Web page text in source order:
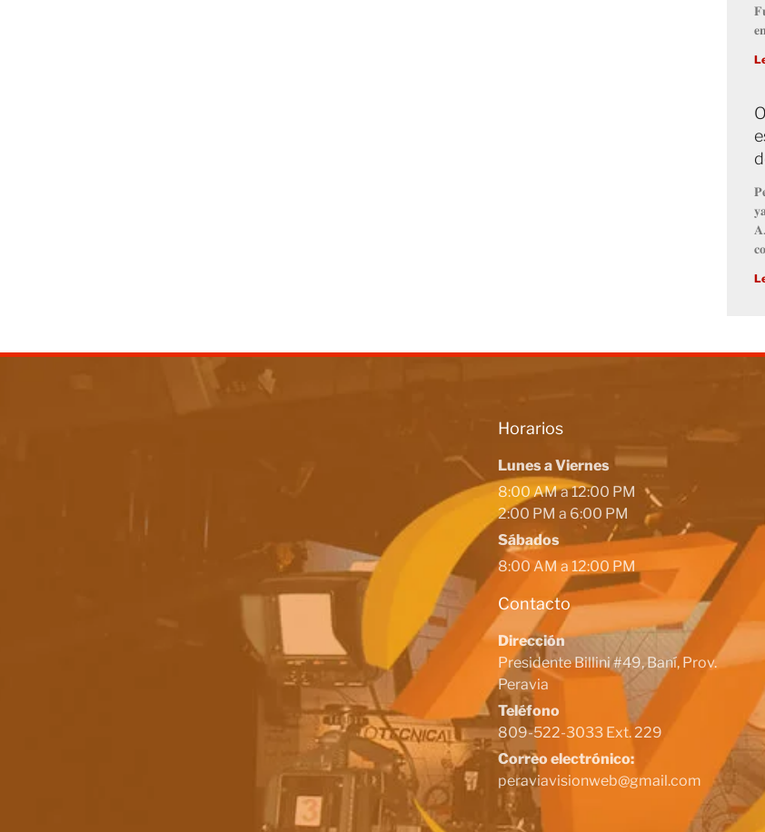
Horarios
Lunes a Viernes
8:00 AM a 12:00 PM
2:00 PM a 6:00 PM
Sábados
8:00 AM a 12:00 PM
Contacto
Dirección
Presidente Billini #49, Baní, Prov.
Peravia
Teléfono
809-522-3033 Ext. 229
Correo electrónico:
peraviavisionweb@gmail.com